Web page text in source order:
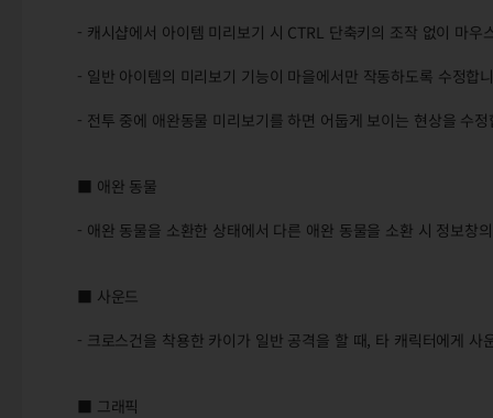
- 캐시샵에서 아이템 미리보기 시 CTRL 단축키의 조작 없이 마
- 일반 아이템의 미리보기 기능이 마을에서만 작동하도록 수정합
- 전투 중에 애완동물 미리보기를 하면 어둡게 보이는 현상을 수
■ 애완 동물
- 애완 동물을 소환한 상태에서 다른 애완 동물을 소환 시 정보창
■ 사운드
- 크로스건을 착용한 카이가 일반 공격을 할 때, 타 캐릭터에게
■ 그래픽